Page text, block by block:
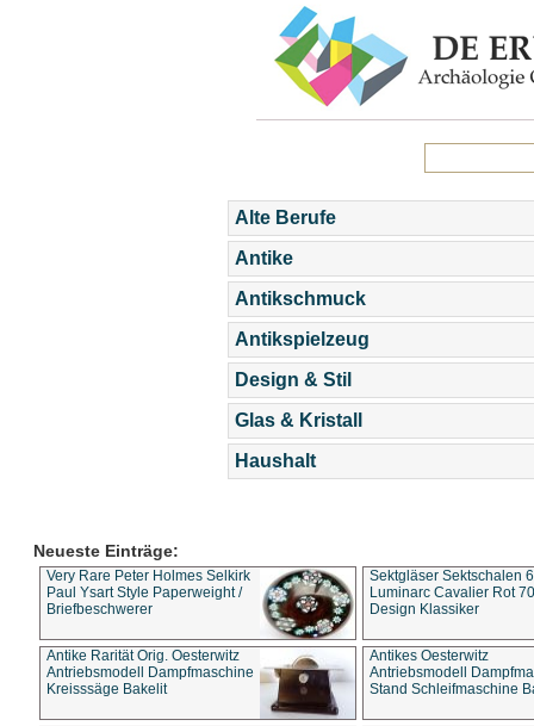
Alte Berufe
Antike
Antikschmuck
Antikspielzeug
Design & Stil
Glas & Kristall
Haushalt
Neueste Einträge:
Very Rare Peter Holmes Selkirk
Paul Ysart Style Paperweight /
Briefbeschwerer
Sektgläser Sektschalen
Luminarc Cavalier Rot
Design Klassiker
Antike Rarität Orig. Oesterwitz
Antriebsmodell Dampfmaschine
Kreisssäge Bakelit
Antikes Oesterwitz
Antriebsmodell
Stand Schleifmaschine